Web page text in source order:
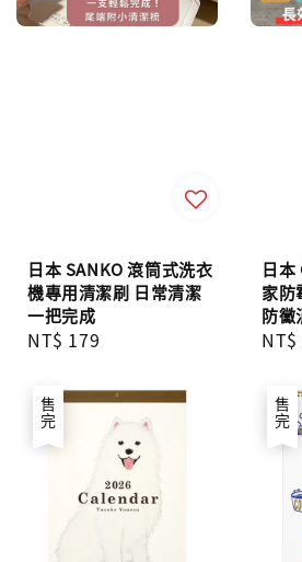
日本 SANKO 滾筒式洗衣
機專用清潔刷 日常清潔
一把完成
Regular
NT$ 179
日本
家防
防黴
售完 售完